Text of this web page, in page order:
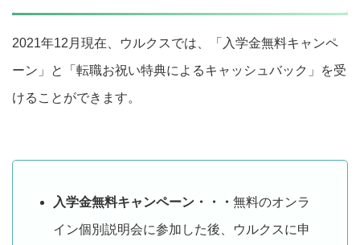
2021年12月現在、ウルクスでは、「入学金無料キャンペ
ーン」と「転職お祝い特典によるキャッシュバック」を受
けることができます。
入学金無料キャンペーン・・・ 無料のオンラ
イン個別説明会に参加した後、ウルクスに申